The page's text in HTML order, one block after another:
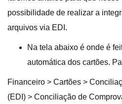
possibilidade de realizar a
arquivos via EDI.
Na tela abaixo é onde é
automática dos cartões.
Financeiro > Cartões >
(EDI) > Conciliação de